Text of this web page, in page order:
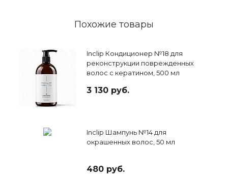
Похожие товары
Inclip Кондиционер №18 для
реконструкции поврежденных
волос с кератином, 500 мл
3 130 руб.
Inclip Шампунь №14 для
окрашенных волос, 50 мл
480 руб.